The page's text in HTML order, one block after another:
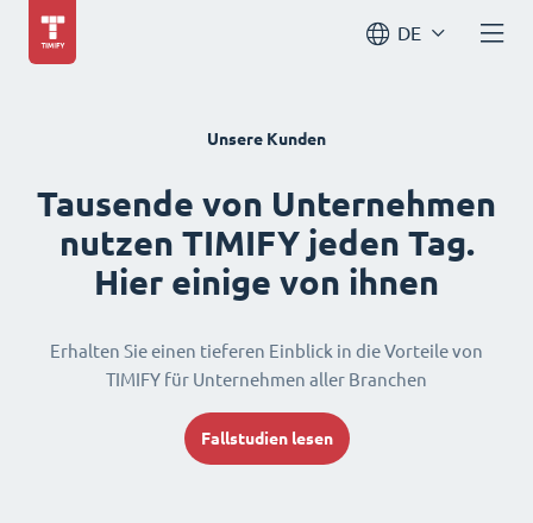
DE
Unsere Kunden
Tausende von Unternehmen
nutzen TIMIFY jeden Tag.
Hier einige von ihnen
Erhalten Sie einen tieferen Einblick in die Vorteile von
TIMIFY für Unternehmen aller Branchen
Fallstudien lesen